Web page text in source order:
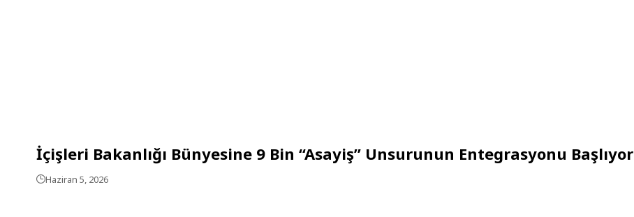
İçişleri Bakanlığı Bünyesine 9 Bin “Asayiş” Unsurunun Entegrasyonu Başlıyor
Haziran 5, 2026